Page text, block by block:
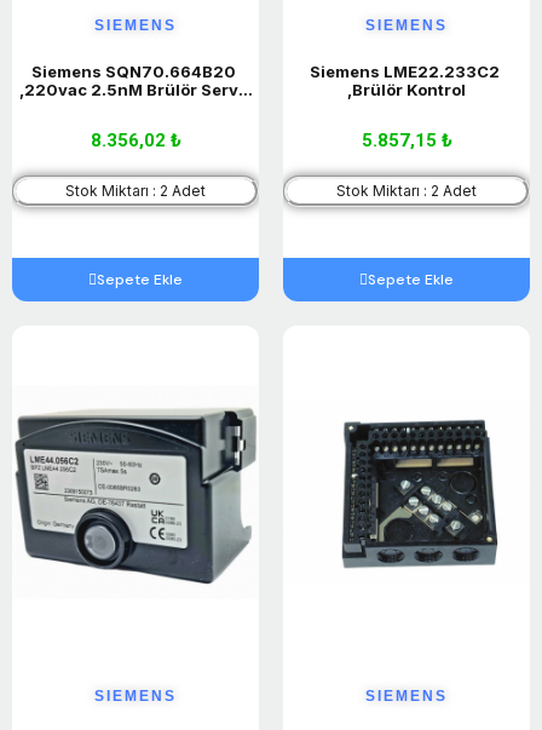
SIEMENS
Siemens SQN70.664B20
,220vac 2.5nM Brülör Servo
8.356,02 ₺
Stok Miktarı : 2 Adet
Sepete Ekle
SIEMENS
Siemens LME22.233C2
,Brülör Kontrol
5.857,15 ₺
Stok Miktarı : 2 Adet
Sepete Ekle
SIEMENS SIEMENS